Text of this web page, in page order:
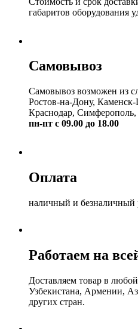
габаритов оборудования
Самовывоз
Самовывоз возможен из
Ростов-на-Дону,
Краснодар,
пн-пт с 09.00 до 18.00
Оплата
наличный и безналичный
Работаем на
Доставляем товар в
Узбекистана, Армении,
других стран.